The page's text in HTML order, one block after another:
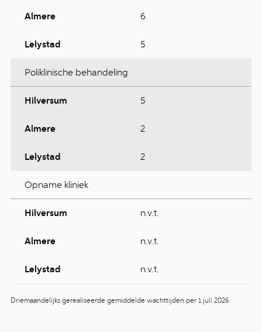
Almere 6
Lelystad 5
Poliklinische behandeling
Hilversum 5
Almere 2
Lelystad 2
Opname kliniek
Hilversum n.v.t.
Almere n.v.t.
Lelystad n.v.t.
Driemaandelijks gerealiseerde gemiddelde wachttijden per 1 juli 2026